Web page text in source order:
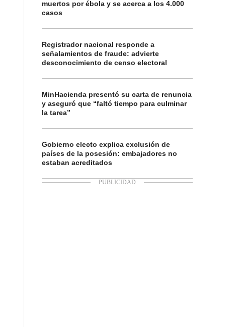
muertos por ébola y se acerca a los 4.000
casos
Registrador nacional responde a
señalamientos de fraude: advierte
desconocimiento de censo electoral
MinHacienda presentó su carta de renuncia
y aseguró que “faltó tiempo para culminar
la tarea”
Gobierno electo explica exclusión de
países de la posesión: embajadores no
estaban acreditados